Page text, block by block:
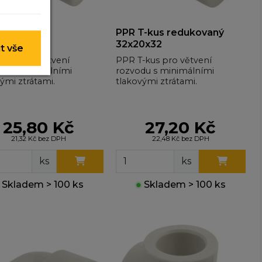
kus 32
kus pro větvení
s minimálními
ztrátami.
25,80 Kč
21,32 Kč bez DPH
ks
Skladem > 100 ks
PPR T-kus redukovaný
32x20x32
PPR T-kus pro větvení
rozvodu s minimálními
tlakovými ztrátami.
27,20 Kč
22,48 Kč bez DPH
ks
● Skladem > 100 ks
nelze je
nim
lepší
vše